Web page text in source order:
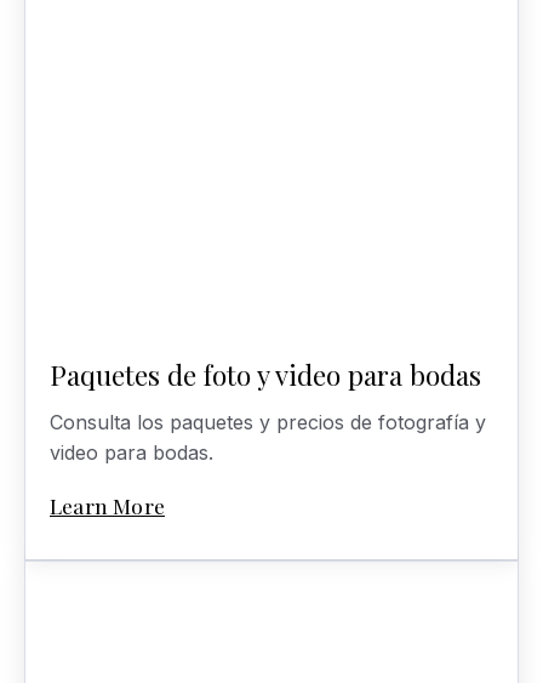
Paquetes de foto y video para bodas
Consulta los paquetes y precios de fotografía y
video para bodas.
Learn More